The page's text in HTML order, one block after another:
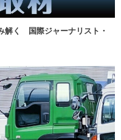
解く 国際ジャーナリスト・